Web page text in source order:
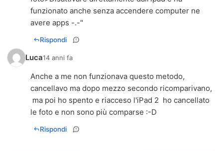
funzionato anche senza accendere computer ne
avere apps -.-"
Rispondi
Luca14 anni fa
Anche a me non funzionava questo metodo,
cancellavo ma dopo mezzo secondo ricomparivano,
ma poi ho spento e riacceso l'iPad 2 ho cancellato
le foto e non sono più comparse :-D
Rispondi